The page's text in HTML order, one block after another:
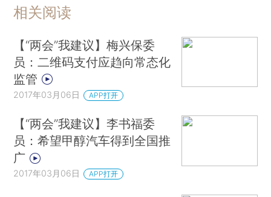
相关阅读
【“两会”我建议】梅兴保委
员：二维码支付应趋向常态化
监管
2017年03月06日 APP打开
【“两会”我建议】李书福委
员：希望甲醇汽车得到全国推
广
2017年03月06日 APP打开